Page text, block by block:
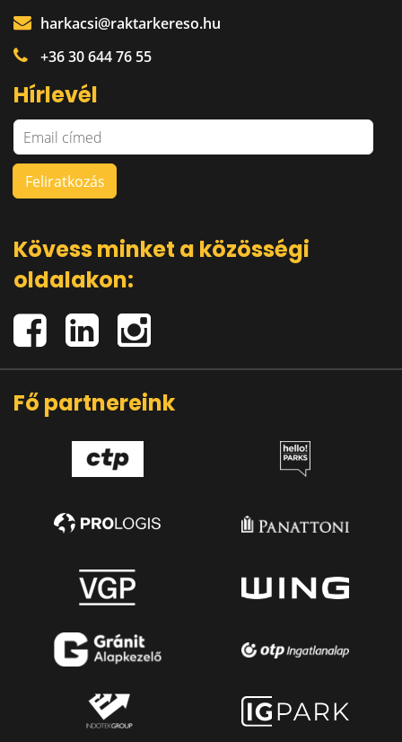
harkacsi@raktarkereso.hu
+36 30 644 76 55
Hírlevél
Kövess minket a közösségi
oldalakon:
Fő partnereink